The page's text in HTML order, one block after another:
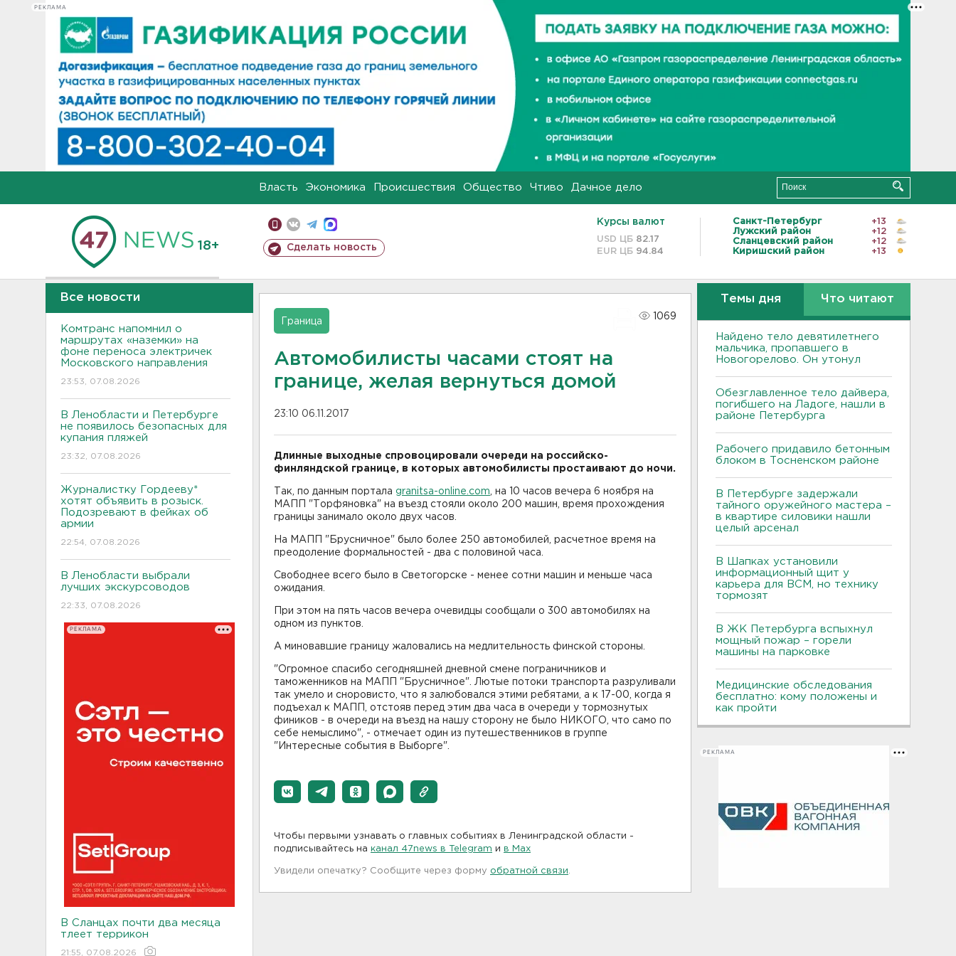
РЕКЛАМА
Власть Экономика Происшествия Общество Чтиво Дачное дело
18+ Сделать новость
Курсы валют
USD ЦБ 82.17
EUR ЦБ 94.84
Санкт-Петербург
+13
Лужский район
+12
Сланцевский район
+12
Киришский район
+13
Все новости
Комтранс напомнил о
маршрутах «наземки» на
фоне переноса электричек
Московского направления
23:53, 07.08.2026
В Ленобласти и Петербурге
не появилось безопасных для
купания пляжей
23:32, 07.08.2026
Журналистку Гордееву*
хотят объявить в розыск.
Подозревают в фейках об
армии
22:54, 07.08.2026
В Ленобласти выбрали
лучших экскурсоводов
22:33, 07.08.2026
РЕКЛАМА
В Сланцах почти два месяца
тлеет террикон
21:55, 07.08.2026
Граница
1069
Автомобилисты часами стоят на
границе, желая вернуться домой
23:10 06.11.2017
Длинные выходные спровоцировали очереди на российско-
финляндской границе, в которых автомобилисты простаивают до ночи.
Так, по данным портала granitsa-online.com , на 10 часов вечера 6 ноября на
МАПП "Торфяновка" на въезд стояли около 200 машин, время прохождения
границы занимало около двух часов.
На МАПП "Брусничное" было более 250 автомобилей, расчетное время на
преодоление формальностей - два с половиной часа.
Свободнее всего было в Светогорске - менее сотни машин и меньше часа
ожидания.
При этом на пять часов вечера очевидцы сообщали о 300 автомобилях на
одном из пунктов.
А миновавшие границу жаловались на медлительность финской стороны.
"Огромное спасибо сегодняшней дневной смене пограничников и
таможенников на МАПП "Брусничное". Лютые потоки транспорта разруливали
так умело и сноровисто, что я залюбовался этими ребятами, а к 17-00, когда я
подъехал к МАПП, отстояв перед этим два часа в очереди у тормознутых
фиников - в очереди на въезд на нашу сторону не было НИКОГО, что само по
себе немыслимо", - отмечает один из путешественников в группе
"Интересные события в Выборге".
Чтобы первыми узнавать о главных событиях в Ленинградской области -
подписывайтесь на канал 47news в Telegram и в Maх
Увидели опечатку? Сообщите через форму обратной связи
Темы дня Что читают
Найдено тело девятилетнего
мальчика, пропавшего в
Новогорелово. Он утонул
Обезглавленное тело дайвера,
погибшего на Ладоге, нашли в
районе Петербурга
Рабочего придавило бетонным
блоком в Тосненском районе
В Петербурге задержали
тайного оружейного мастера –
в квартире силовики нашли
целый арсенал
В Шапках установили
информационный щит у
карьера для ВСМ, но технику
тормозят
В ЖК Петербурга вспыхнул
мощный пожар – горели
машины на парковке
Медицинские обследования
бесплатно: кому положены и
как пройти
РЕКЛАМА